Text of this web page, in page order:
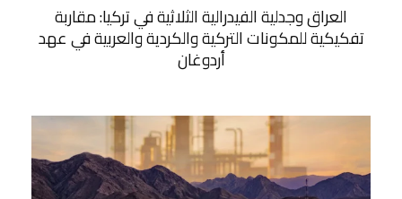
العراق وجدلية الفيدرالية الثلاثية في تركيا: مقاربة
تفكيكية للمكونات التركية والكردية والعربية في عهد
أردوغان